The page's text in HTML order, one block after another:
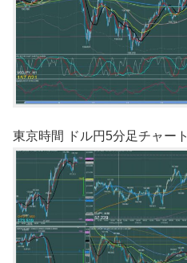
東京時間 ドル円5分足チャート